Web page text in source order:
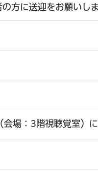
方に送迎をお願いし
場：3階視聴覚室）